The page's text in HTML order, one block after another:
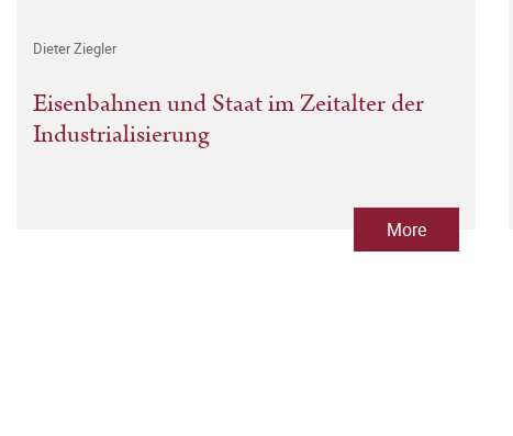
Dieter Ziegler
Eisenbahnen und Staat im Zeitalter der
Industrialisierung
More